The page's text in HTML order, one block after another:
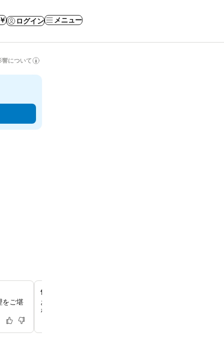
ログイン メニュー
について
をご堪
便利なインルームマッサージサービス
お部屋でマッサージをご予約いただけますので、心安ら
なウェルネス体験を心ゆくまでお楽しみください。